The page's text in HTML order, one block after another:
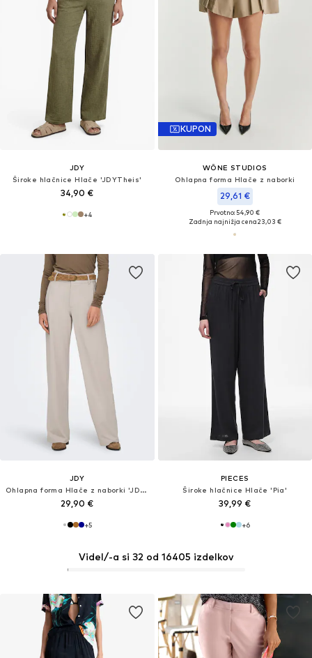
JDY
Široke hlačnice Hlače 'JDYTheis'
34,90 €
+4
KUPON
WÔNE STUDIOS
Ohlapna forma Hlače z naborki
29,61 €
Prvotno: 54,90 €
Zadnja najnižja cena23,03 €
JDY
Ohlapna forma Hlače z naborki 'JDYGEGGO'
29,90 €
+5
PIECES
Široke hlačnice Hlače 'Pia'
39,99 €
+6
Videl/-a si 32 od 16405 izdelkov